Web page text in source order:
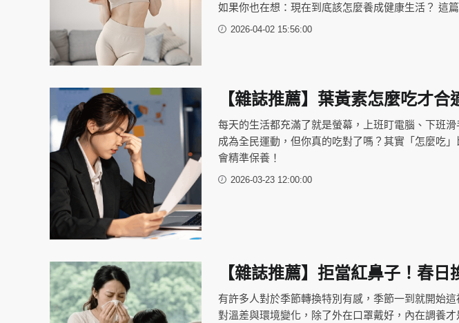
如果你也在想：現在到底該怎麼養成健康生活？ 這
2026-04-02 15:56:00
【雜誌推薦】葉黃素怎麼吃才合
每天的生活都充滿了就是螢幕，上班盯電腦、下班
成為全民運動，但你真的吃對了嗎？其實「怎麼吃
會精準保養！
2026-03-23 12:00:00
【雜誌推薦】拒當紅鼻子！春
有許多人對於季節轉換特別有感，季節一到就開始
對溫差與環境變化，除了外在口罩戴好，內在調養